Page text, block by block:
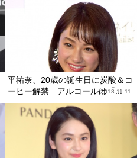
平祐奈、20歳の誕生日に炭酸＆コ
ーヒー解禁 アルコールは「...
2018.11.11